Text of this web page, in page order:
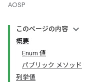
AOSP
このページの内容
概要
Enum 値
パブリック メソッド
列挙値